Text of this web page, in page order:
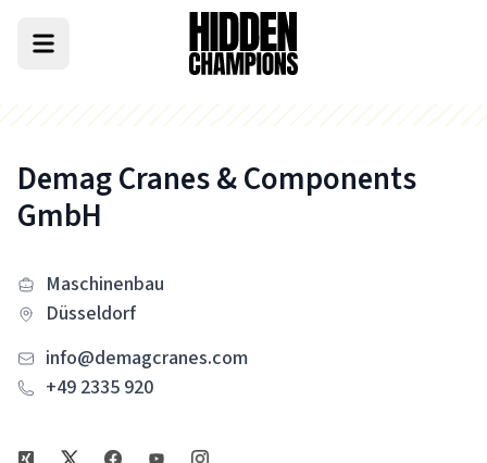
Demag Cranes & Components
GmbH
Maschinenbau
Düsseldorf
info@demagcranes.com
+49 2335 920